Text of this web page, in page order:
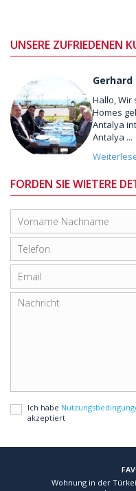
UNSERE ZUFRIEDENEN
Gerhard
Hallo, Wir
Homes
Antalya
Antalya ...
FORDEN SIE WIETERE
Ich habe
akzeptiert
Wohnung in der